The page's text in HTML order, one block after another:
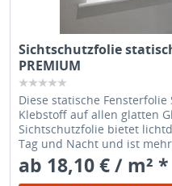
Sichtschutzfolie
PREMIUM
Diese statische
Klebstoff auf allen glatten
Sichtschutzfolie bietet
Tag und Nacht und ist
ab 18,10 € / m² *